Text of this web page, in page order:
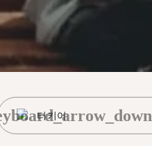
터키어